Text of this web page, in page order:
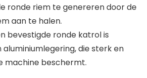
ronde riem te genereren door de
aan te halen.
bevestigde ronde katrol is
die sterk en
machine beschermt.